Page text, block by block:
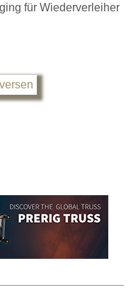
für Wiederverleiher